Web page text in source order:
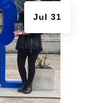
Jul 31